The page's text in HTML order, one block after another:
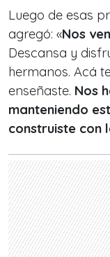
Luego de esas
agregó: «Nos
Descansa y
hermanos. Acá
enseñaste. Nos
manteniendo
construiste con